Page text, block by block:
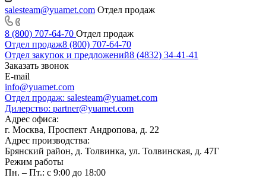
salesteam@yuamet.com Отдел продаж
8 (800) 707-64-70 Отдел продаж
Отдел продаж8 (800) 707-64-70
Отдел закупок и предложений8 (4832) 34-41-41
Заказать звонок
E-mail
info@yuamet.com
Отдел продаж: salesteam@yuamet.com
Дилерство: partner@yuamet.com
Адрес офиса:
г. Москва, Проспект Андропова, д. 22
Адрес производства:
Брянский район, д. Толвинка, ул. Толвинская, д. 47Г
Режим работы
Пн. – Пт.: с 9:00 до 18:00